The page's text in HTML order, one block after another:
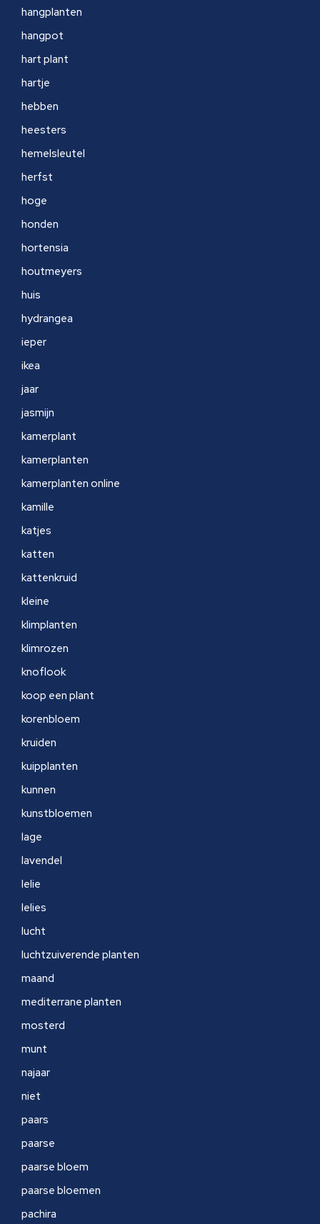
hangplanten
hangpot
hart plant
hartje
hebben
heesters
hemelsleutel
herfst
hoge
honden
hortensia
houtmeyers
huis
hydrangea
ieper
ikea
jaar
jasmijn
kamerplant
kamerplanten
kamerplanten online
kamille
katjes
katten
kattenkruid
kleine
klimplanten
klimrozen
knoflook
koop een plant
korenbloem
kruiden
kuipplanten
kunnen
kunstbloemen
lage
lavendel
lelie
lelies
lucht
luchtzuiverende planten
maand
mediterrane planten
mosterd
munt
najaar
niet
paars
paarse
paarse bloem
paarse bloemen
pachira